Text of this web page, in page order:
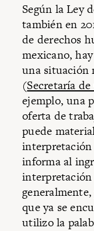
Según la Ley
también en
de derechos
mexicano,
una situación
(Secretaría
ejemplo, una
oferta de
puede
informa al
interpretación
que ya se
utilizo la